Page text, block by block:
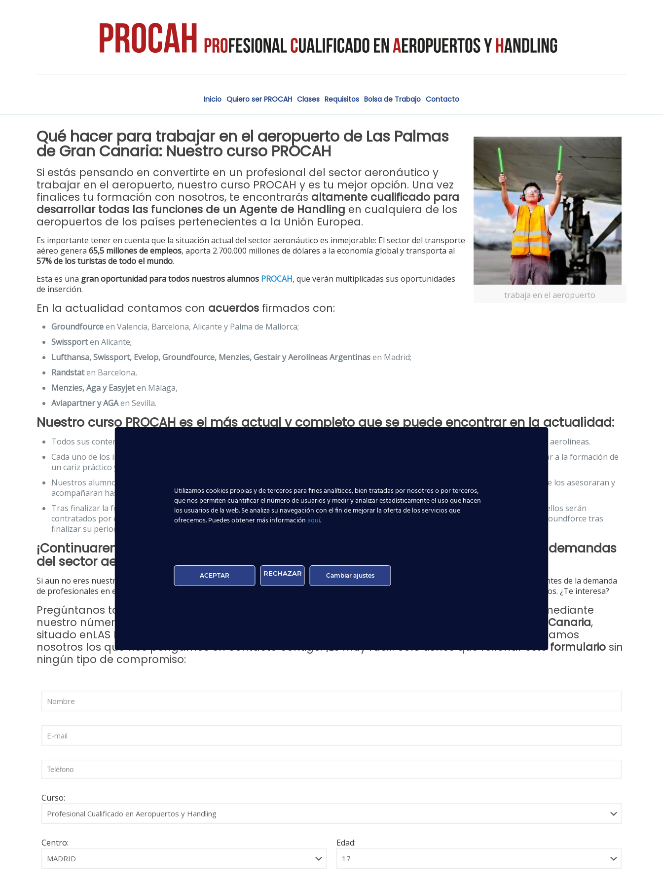
Inicio Quiero ser PROCAH Clases Requisitos Bolsa de Trabajo Contacto
trabaja en el aeropuerto
Qué hacer para trabajar en el aeropuerto de Las Palmas
de Gran Canaria: Nuestro curso PROCAH
Si estás pensando en convertirte en un profesional del sector aeronáutico y
trabajar en el aeropuerto, nuestro curso PROCAH y es tu mejor opción. Una vez
finalices tu formación con nosotros, te encontrarás altamente cualificado para
desarrollar todas las funciones de un Agente de Handling en cualquiera de los
aeropuertos de los países pertenecientes a la Unión Europea.
Es importante tener en cuenta que la situación actual del sector aeronáutico es inmejorable: El sector del transporte
aéreo genera65,5 millones de empleos, aporta 2.700.000 millones de dólares a la economía global y transporta al
57% de los turistas de todo el mundo.
Esta es una gran oportunidad para todos nuestros alumnos PROCAH, que verán multiplicadas sus oportunidades
de inserción.
En la actualidad contamos con acuerdos firmados con:
Groundfourceen Valencia, Barcelona, Alicante y Palma de Mallorca;
Swissporten Alicante;
Lufthansa, Swissport, Evelop, Groundfource, Menzies, Gestair y Aerolíneas Argentinasen Madrid;
Randstaten Barcelona,
Menzies, Aga y Easyjeten Málaga,
Aviapartner y AGAen Sevilla.
Nuestro curso PROCAH es elmás actual y completoque se puede encontrar en la actualidad:
Todos sus contenidos están elaborados por profesionales del sector y adaptados a los requerimientos de las principales operadoras y aerolíneas.
Cada uno de los instructores que participan en la formación son profesionales del sector aeronáutico, esto les da la posibilidad de dotar a la formación de
un cariz práctico y siempre relacionado con la realidad laboral.
Nuestros alumnos PROCAH también cuentan el apoyo y asesoramiento del equipo de Orientadores Laborales, psicólogos expertos que los asesoraran y
acompañaran hasta la inserción laboral.
Tras finalizar la formación, nuestros alumnos realizan prácticas profesionales en las empresas más destacadas del sector. Muchos de ellos serán
contratados por estas mismas empresas, como es el caso de los tres alumnos de Madrid que está semana han sido contratados por Groundforce tras
finalizar su periodo de prácticas.
¡Continuaremos trabajando para mejorar y formar profesionales adaptados a las demandas
del sector aeronáutico!
Si aun no eres nuestro alumno, puedes aprovechar este buen momento y estudiar para trabajar en el mundo aeronáutico
. Somos conscientes de la demanda
de profesionales en el sector, y por eso tenemos cursos orientados a las profesiones más buscadas por las compañías aéreas y aeropuertos. ¿Te interesa?
Pregúntanos todo lo que quieras acerca de las posibilidades que ofrece la
mediante
nuestro número de teléfono gratuito
nuestro centro de Las Palmas de Gran Canaria,
situado enLAS PALMAS DE GRAN CANARIA Calle Juan e Doreste, 1,, Tfno: 902 24 12 06; o deja que seamos
nosotros los que nos pongamos en contacto contigo. ¡Es muy fácil! Sólo tienes que rellenar esteformulario sin
ningún tipo de compromiso:
Curso:
Centro: Edad:
Utilizamos cookies propias y de terceros para fines analíticos, bien tratadas por nosotros o por terceros,
que nos permiten cuantificar el número de usuarios y medir y analizar estadísticamente el uso que hacen
los usuarios de la web. Se analiza su navegación con el fin de mejorar la oferta de los servicios que
ofrecemos. Puedes obtener más informaciónaquí.
ACEPTAR RECHAZAR Cambiar ajustes